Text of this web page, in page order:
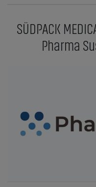
SÜDPACK
Pharma